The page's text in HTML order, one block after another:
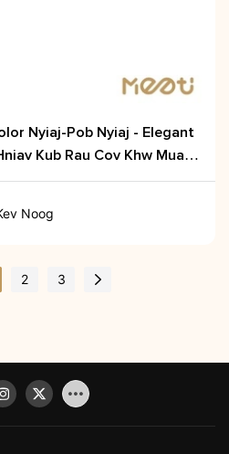
Nyiaj-Pob Nyiaj - Elegant
Kub Rau Cov Khw Muag
Khoom
Noog
2 3